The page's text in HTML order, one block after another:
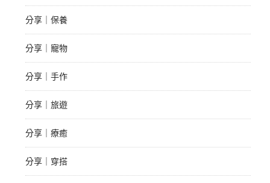
分享｜保養
分享｜寵物
分享｜手作
分享｜旅遊
分享｜療癒
分享｜穿搭